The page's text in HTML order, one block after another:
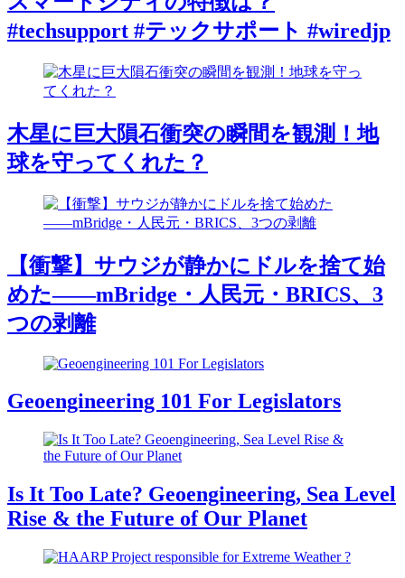
#techsupport #テックサポート #wiredjp
木星に巨大隕石衝突の瞬間を観測！地
球を守ってくれた？
【衝撃】サウジが静かにドルを捨て始
めた――mBridge・人民元・BRICS、3
つの剥離
Geoengineering 101 For Legislators
Is It Too Late? Geoengineering, Sea Level
Rise & the Future of Our Planet